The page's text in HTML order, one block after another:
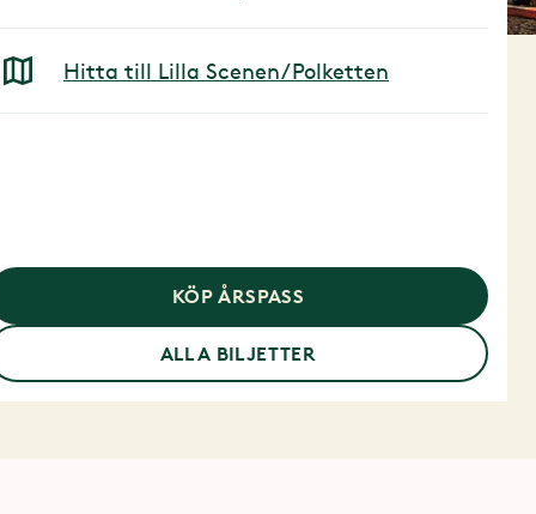
Hitta till Lilla Scenen/Polketten
KÖP ÅRSPASS
ALLA BILJETTER